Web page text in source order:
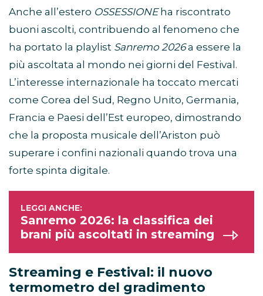
Anche all’estero OSSESSIONEha riscontrato
buoni ascolti, contribuendo al fenomeno che
ha portato la playlist Sanremo 2026a essere la
più ascoltata al mondo nei giorni del Festival.
L’interesse internazionale ha toccato mercati
come Corea del Sud, Regno Unito, Germania,
Francia e Paesi dell’Est europeo, dimostrando
che la proposta musicale dell’Ariston può
superare i confini nazionali quando trova una
forte spinta digitale.
Sanremo 2026: la classifica dei
brani più ascoltati in streaming
Streaming e Festival: il nuovo
termometro del gradimento